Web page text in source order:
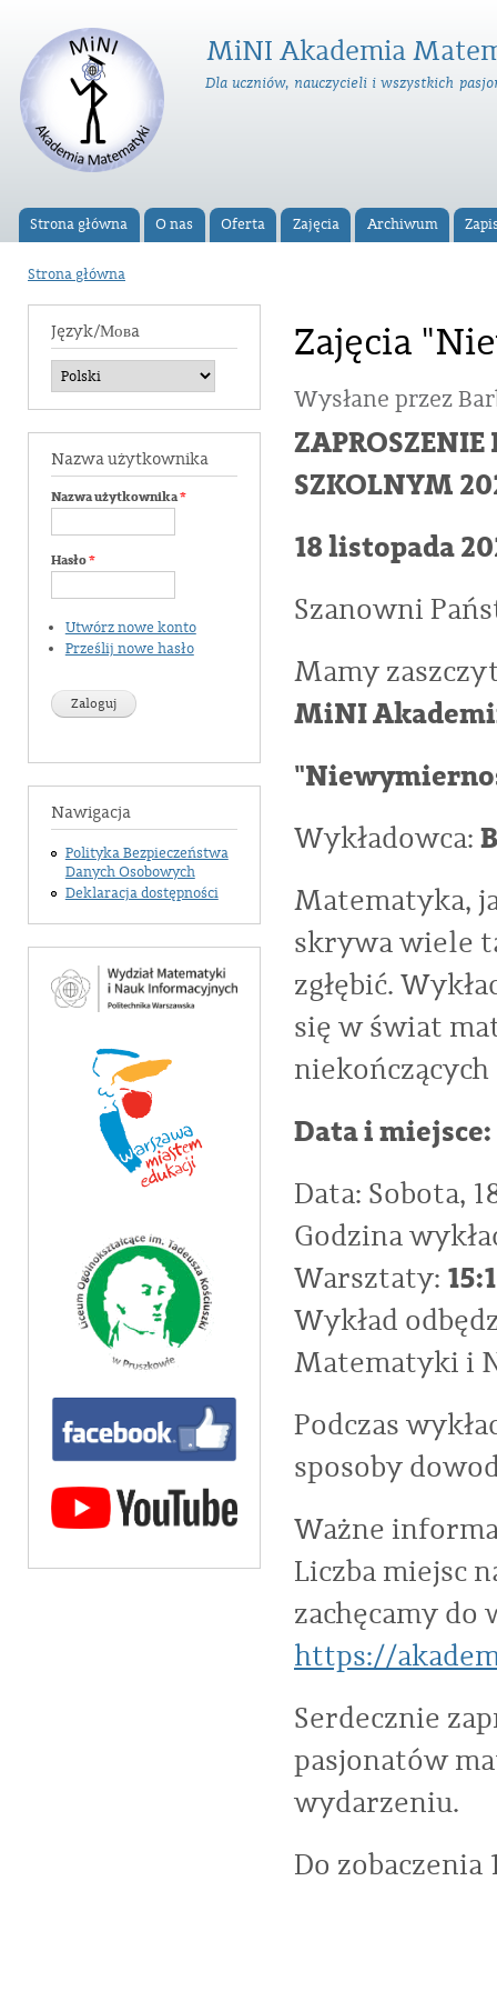
MiNI Akademia
Dla uczniów, nauczycieli i wszystkich
Menu główne
Strona główna O nas Oferta Zajęcia Archiwum
Strona główna
Język/Мовa
Nazwa użytkownika
Nazwa użytkownika*
Hasło*
Utwórz nowe konto
Prześlij nowe hasło
Nawigacja
Polityka Bezpieczeństwa
Danych Osobowych
Deklaracja dostępności
Zajęcia
Wysłane przez
SZKOLNYM
18 listopada
Szanowni
Mamy
MiNI
Wykładowca:
Matematyka,
skrywa wiele
zgłębić.
się w świat
Data i miejsce:
Data: Sobota,
Godzina
Warsztaty:
Wykład
Matematyki i
Podczas
sposoby
Ważne
Liczba miejsc
zachęcamy do
https://
Serdecznie
pasjonatów
wydarzeniu.
Do zobaczenia